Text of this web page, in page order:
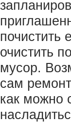
почистить
очистить
мусор.
сам
как можно